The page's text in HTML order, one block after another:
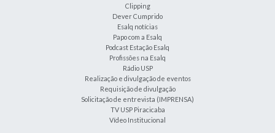
Clipping
Dever Cumprido
Esalq notícias
Papo com a Esalq
Podcast Estação Esalq
Profissões na Esalq
Rádio USP
Realização e divulgação de eventos
Requisição de divulgação
Solicitação de entrevista (IMPRENSA)
TV USP Piracicaba
Vídeo Institucional